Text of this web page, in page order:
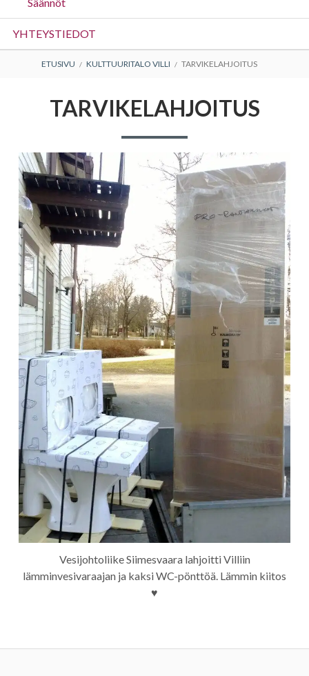
YHTEYSTIEDOT
MURUPOLKU
ETUSIVU KULTTUURITALO VILLI TARVIKELAHJOITUS
TARVIKELAHJOITUS
Vesijohtoliike Siimesvaara lahjoitti Villiin
lämminvesivaraajan ja kaksi WC-pönttöä. Lämmin kiitos
♥